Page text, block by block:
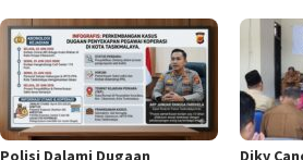
Polisi Dalami Dugaan
Diky